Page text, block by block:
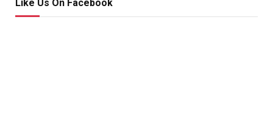
Like Us On Facebook